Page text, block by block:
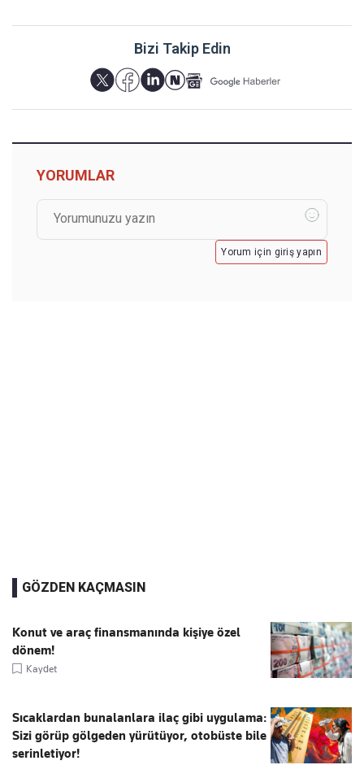
Bizi Takip Edin
YORUMLAR
Yorum için giriş yapın
GÖZDEN KAÇMASIN
Konut ve araç finansmanında kişiye özel
dönem!
Kaydet
Sıcaklardan bunalanlara ilaç gibi uygulama:
Sizi görüp gölgeden yürütüyor, otobüste bile
serinletiyor!